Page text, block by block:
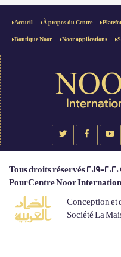
Accueil À propos du Centre
Boutique Noor Noor applications
Tous droits réservés 2019-
PourCentre Noor
Conception et
Société La